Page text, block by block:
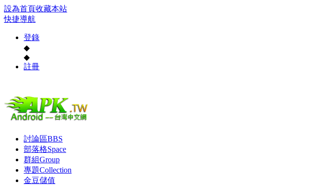
設為首頁收藏本站
快捷導航
登錄
◆
◆
註冊
討論區BBS
部落格Space
群組Group
專題Collection
金豆儲值